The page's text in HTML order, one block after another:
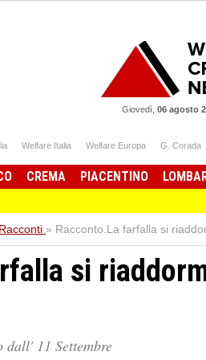
Giovedì, 06 agosto
Welfare Italia Welfare Europa G. Corada
CREMA PIACENTINO
LA
Racconti » Racconto.La farfalla si
si
dall' 11 Settembre